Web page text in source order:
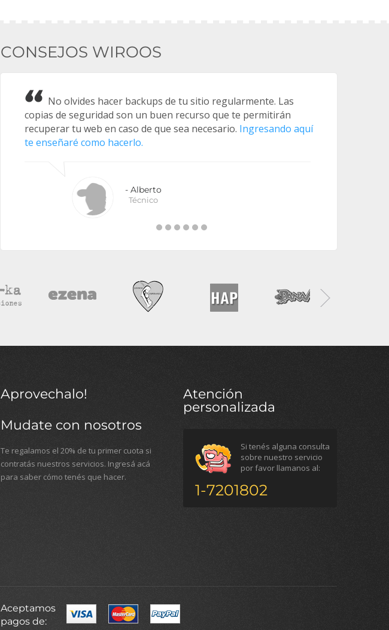
CONSEJOS WIROOS
No olvides hacer backups de tu sitio regularmente. Las
copias de seguridad son un buen recurso que te permitirán
recuperar tu web en caso de que sea necesario. Ingresando aquí
te enseñaré como hacerlo.
- Alberto
Técnico
Aprovechalo!
Mudate con nosotros
Te regalamos el 20% de tu primer cuota si
contratás nuestros servicios. Ingresá acá
para saber cómo tenés que hacer.
Atención
personalizada
Si tenés alguna consulta
sobre nuestro servicio
por favor llamanos al:
1-7201802
Aceptamos
pagos de: